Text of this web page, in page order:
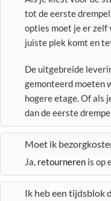
tot de eerste
opties moet je er zelf
juiste plek komt en
De uitgebreide
gemonteerd moeten
hogere etage. Of als
dan de eerste
Moet ik
Ja, retourneren is op
Ik heb een tijdsblok